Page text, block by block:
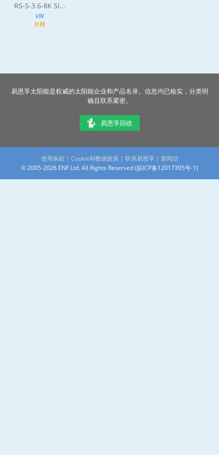
RS-S-3.6-8K Si...
kW
并网
易恩孚太阳能是权威的太阳能企业和产品名录。信息均已核实，分类明
确且联系紧密。
易恩孚回收
使用条款 | Cookie和数据政策| 联系易恩孚 | 新闻信
© 2005-2026 ENF Ltd. All Rights Reserved (皖ICP备12017395号-1)